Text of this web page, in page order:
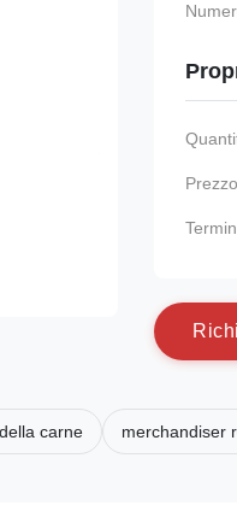
Richi
carne merchandiser